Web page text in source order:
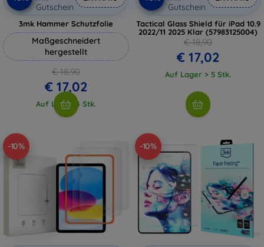
Gutschein
3mk Hammer Schutzfolie
Maßgeschneidert
hergestellt
€ 18,90
€ 17,02
Auf Lager 4 Stk.
Gutschein
Tactical Glass Shield für iPad 10.9
2022/11 2025 Klar (57983125004)
€ 18,90
€ 17,02
Auf Lager > 5 Stk.
-10% -10%